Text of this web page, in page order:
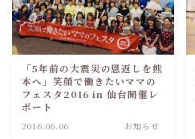
「5年前の大震災の恩返しを熊
本へ」笑顔で働きたいママの
フェスタ2016 in 仙台開催レ
ポート
2016.06.06 お知らせ